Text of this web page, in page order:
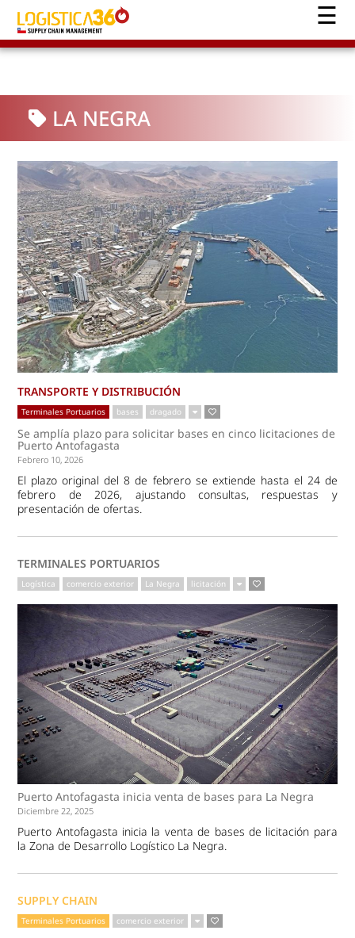
LA NEGRA
TRANSPORTE Y DISTRIBUCIÓN
Terminales Portuarios bases dragado
Se amplía plazo para solicitar bases en cinco licitaciones de
Puerto Antofagasta
Febrero 10, 2026
El plazo original del 8 de febrero se extiende hasta el 24 de
febrero de 2026, ajustando consultas, respuestas y
presentación de ofertas.
TERMINALES PORTUARIOS
Logística comercio exterior La Negra licitación
Puerto Antofagasta inicia venta de bases para La Negra
Diciembre 22, 2025
Puerto Antofagasta inicia la venta de bases de licitación para
la Zona de Desarrollo Logístico La Negra.
SUPPLY CHAIN
Terminales Portuarios comercio exterior